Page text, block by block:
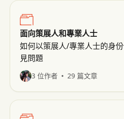
面向策展人和專業人士
如何以策展人/專業人士的身
見問題
3 位作者 29 篇文章